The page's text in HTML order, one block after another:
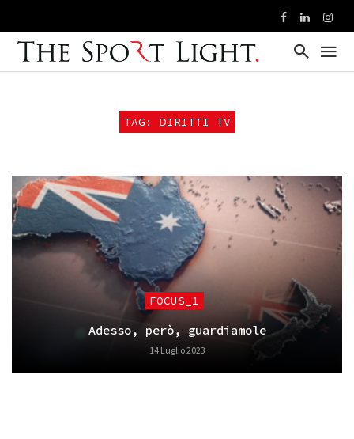
TAG: DIRITTI TV
FOCUS_1
Adesso, però, guardiamole
14 Luglio 2023